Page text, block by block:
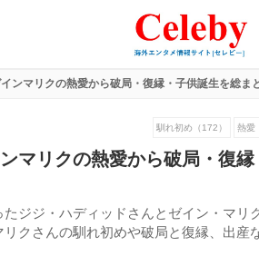
ンマリクの熱愛から破局・復縁・子供誕生を総ま
馴れ初め（172） 熱愛
マリクの熱愛から破局・復
ジジ・ハディッドさんとゼイン・マリ
クさんの馴れ初めや破局と復縁、出産